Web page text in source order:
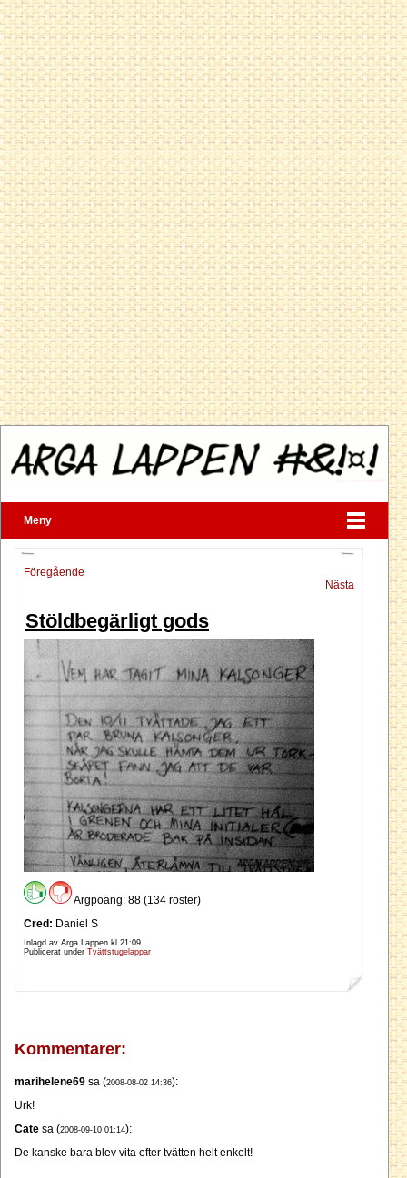
Meny
Föregående
Nästa
Stöldbegärligt gods
Argpoäng: 88 (134 röster)
Cred: Daniel S
Inlagd av Arga Lappen kl 21:09
Publicerat under Tvättstugelappar
Kommentarer:
marihelene69 sa (2008-08-02 14:36):
Urk!
Cate sa (2008-09-10 01:14):
De kanske bara blev vita efter tvätten helt enkelt!